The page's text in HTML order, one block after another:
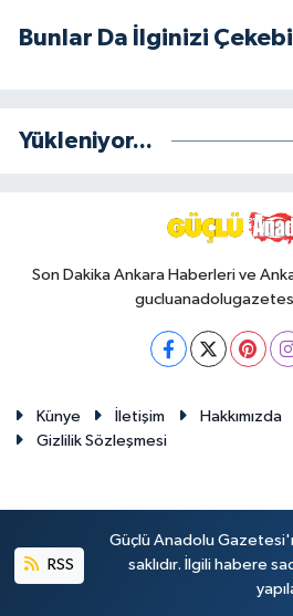
Bunlar Da İlginizi
Yükleniyor...
Son Dakika Ankara Haberleri ve
Künye İletişim Hakkımızda
Gizlilik Sözleşmesi
RSS
Güçlü Anadolu
saklıdır. İlgili habere